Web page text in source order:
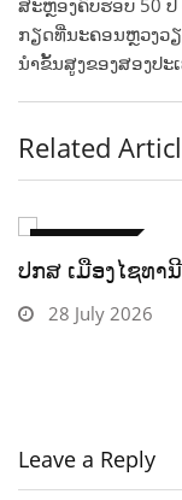
ກຽດທີ່ນະຄອນຫຼວງວ
ນຳຂັ້ນສູງຂອງສອງປະ
Related
ເປີດງານມະຫາກ
ມໍລະດົກດົນຕີລາວ
Leave a Reply